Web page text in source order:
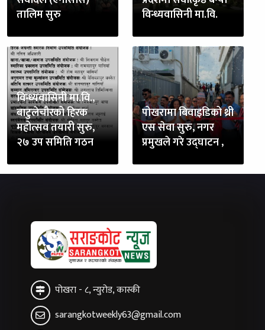
तालिम सुरु
विन्ध्यवासिनी मा.वि.
विन्ध्यवासिनी मा.वि.,
बाटुलेचौरको हिरक
महोत्सव तयारी सुरु,
२७ उप समिति गठन
पोखरामा बिवाइडिको थ्री
एस सेवा सुरु, नगर
प्रमुखले गरे उद्घाटन ,
पोखरा - ८, न्युरोड, कास्की
sarangkotweekly63@gmail.com